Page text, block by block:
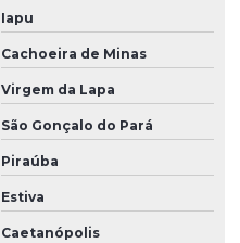
Iapu
Cachoeira de Minas
Virgem da Lapa
São Gonçalo do Pará
Piraúba
Estiva
Caetanópolis